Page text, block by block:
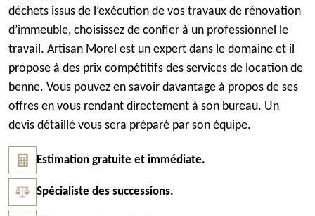
déchets issus de l’exécution de vos travaux de rénovation
d’immeuble, choisissez de confier à un professionnel le
travail. Artisan Morel est un expert dans le domaine et il
propose à des prix compétitifs des services de location de
benne. Vous pouvez en savoir davantage à propos de ses
offres en vous rendant directement à son bureau. Un
devis détaillé vous sera préparé par son équipe.
Estimation gratuite et immédiate.
Spécialiste des successions.